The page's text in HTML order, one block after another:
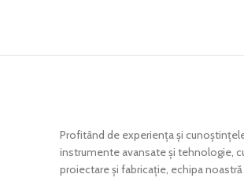
Profitând de experiența și
instrumente avansate și tehnologie,
proiectare și fabricație, echipa